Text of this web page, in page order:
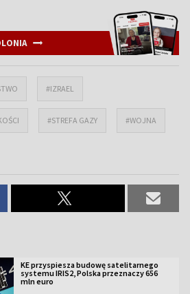
#IZRAEL
#STREFA GAZY #WOJNA
KE przyspiesza budowę satelitarnego
systemu IRIS2, Polska przeznaczy 656
mln euro